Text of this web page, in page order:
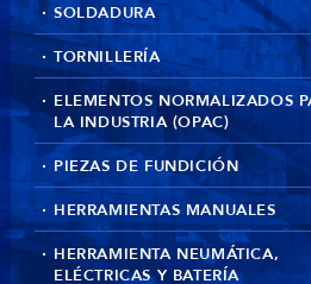
SOLDADURA
TORNILLERÍA
ELEMENTOS NORMALIZADOS
LA INDUSTRIA (OPAC)
PIEZAS DE FUNDICIÓN
HERRAMIENTAS MANUALES
HERRAMIENTA NEUMÁTICA,
ELÉCTRICAS Y BATERÍA